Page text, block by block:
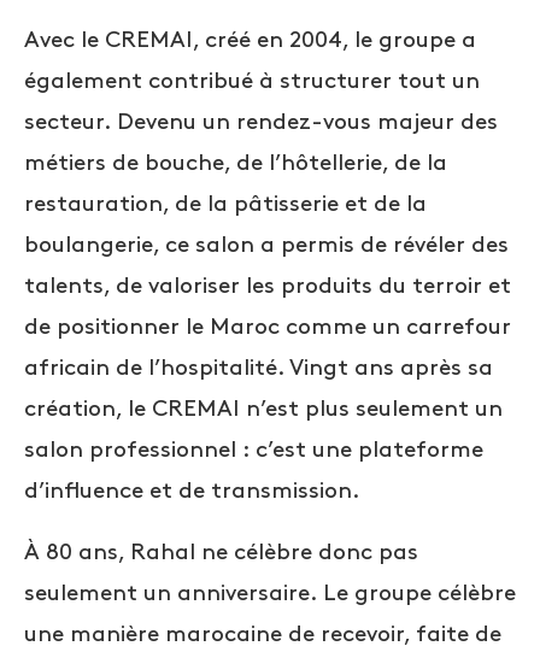
Avec le CREMAI, créé en 2004, le groupe a
également contribué à structurer tout un
secteur. Devenu un rendez-vous majeur des
métiers de bouche, de l’hôtellerie, de la
restauration, de la pâtisserie et de la
boulangerie, ce salon a permis de révéler des
talents, de valoriser les produits du terroir et
de positionner le Maroc comme un carrefour
africain de l’hospitalité. Vingt ans après sa
création, le CREMAI n’est plus seulement un
salon professionnel : c’est une plateforme
d’influence et de transmission.
À 80 ans, Rahal ne célèbre donc pas
seulement un anniversaire. Le groupe célèbre
une manière marocaine de recevoir, faite de